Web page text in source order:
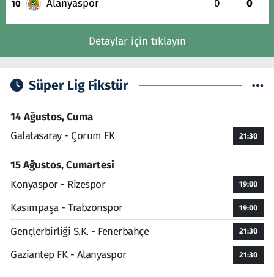
10 Alanyaspor 0 0
Detaylar için tıklayın
Süper Lig Fikstür
14 Ağustos, Cuma
Galatasaray - Çorum FK
21:30
15 Ağustos, Cumartesi
Konyaspor - Rizespor
19:00
Kasımpaşa - Trabzonspor 19:00
Gençlerbirliği S.K. - Fenerbahçe 21:30
Gaziantep FK - Alanyaspor 21:30